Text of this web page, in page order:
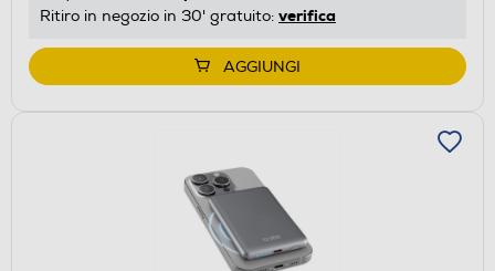
Ritiro in negozio in 30' gratuito: verifica
AGGIUNGI